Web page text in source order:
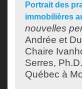
Portrait des
immobilières
nouvelles
Andrée et
Chaire
Serres,
Québec à